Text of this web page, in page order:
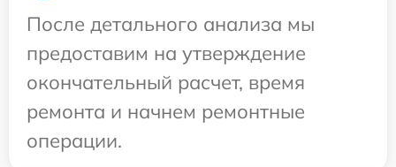
После детального анализа мы
предоставим на утверждение
окончательный расчет, время
ремонта и начнем ремонтные
операции.